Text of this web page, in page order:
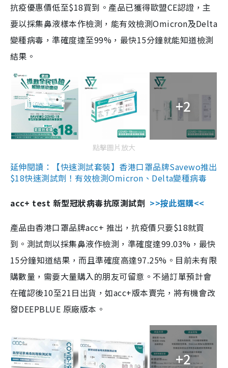
抗疫優惠價低至$18買到。產品已獲得歐盟CE認證，主
要以採集鼻液樣本作檢測，能有效檢測Omicron及Delta
變種病毒，準確度達至99%，最快15分鐘就能知道檢測
結果。
+2
點擊圖片放大
延伸閱讀：【快速測試套裝】香港口罩品牌Savewo推出
$18快速測試劑！有效檢測Omicron、Delta變種病毒
acc+ test 新型冠狀病毒抗原測試劑 >>按此選購<<
產品由香港口罩品牌acc+ 推出，抗疫價只要$18就買
到。測試劑以採集鼻液作檢測，準確度達99.03%，最快
15分鐘知道結果，而且準確度高達97.25%。目前未有限
購數量，需要大量購入的朋友可留意。不過訂單預計會
在確認後10至21日出貨，如acc+版本賣完，將有機會改
發DEEPBLUE 原廠版本。
+2